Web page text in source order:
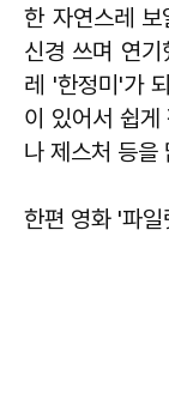
한 자연스레
신경 쓰며 연
레 '한정미'가
이 있어서 쉽게
나 제스처 등을
한편 영화 '파